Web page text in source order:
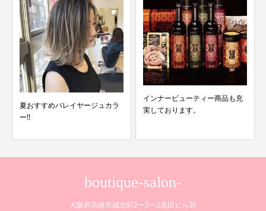
夏おすすめバレイヤージュカラ
ー!!
インナービューティー商品も充
実しております。
boutique-salon-
大阪府高槻市城北町2ー3ー2黒田ビル3F